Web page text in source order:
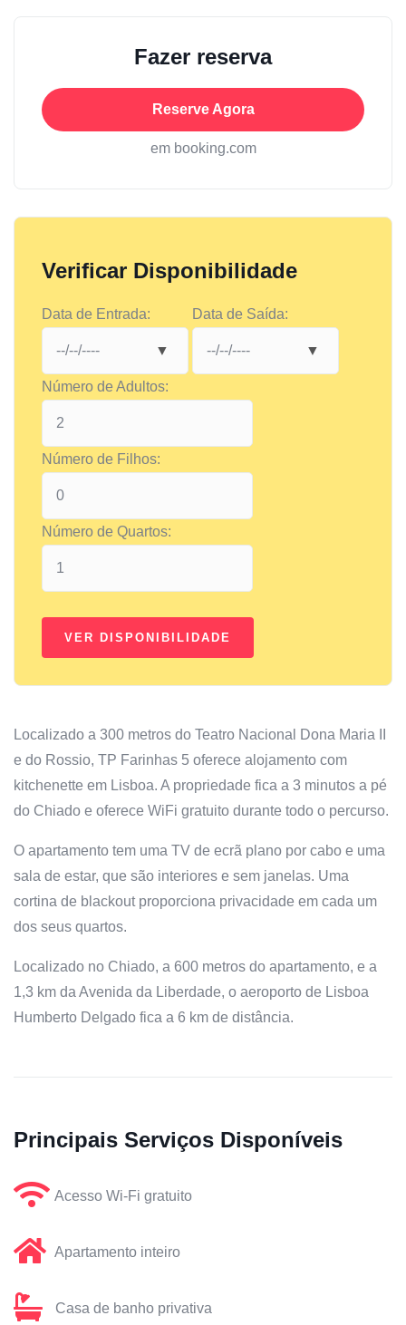
Fazer reserva
Reserve Agora
em booking.com
Verificar Disponibilidade
Data de Entrada: Data de Saída:
Número de Adultos:
Número de Filhos:
Número de Quartos:
Localizado a 300 metros do Teatro Nacional Dona Maria II
e do Rossio, TP Farinhas 5 oferece alojamento com
kitchenette em Lisboa. A propriedade fica a 3 minutos a pé
do Chiado e oferece WiFi gratuito durante todo o percurso.
O apartamento tem uma TV de ecrã plano por cabo e uma
sala de estar, que são interiores e sem janelas. Uma
cortina de blackout proporciona privacidade em cada um
dos seus quartos.
Localizado no Chiado, a 600 metros do apartamento, e a
1,3 km da Avenida da Liberdade, o aeroporto de Lisboa
Humberto Delgado fica a 6 km de distância.
Principais Serviços Disponíveis
Acesso Wi-Fi gratuito
Apartamento inteiro
Casa de banho privativa